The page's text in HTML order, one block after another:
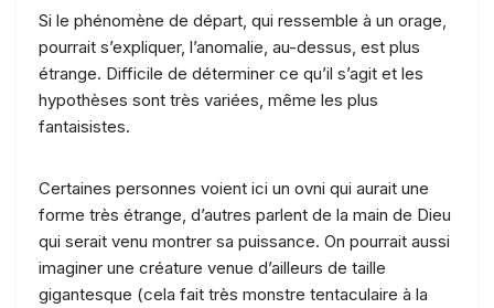
Si le phénomène de départ, qui ressemble à un orage,
pourrait s’expliquer, l’anomalie, au-dessus, est plus
étrange. Difficile de déterminer ce qu’il s’agit et les
hypothèses sont très variées, même les plus
fantaisistes.
Certaines personnes voient ici un ovni qui aurait une
forme très étrange, d’autres parlent de la main de Dieu
qui serait venu montrer sa puissance. On pourrait aussi
imaginer une créature venue d’ailleurs de taille
gigantesque (cela fait très monstre tentaculaire à la